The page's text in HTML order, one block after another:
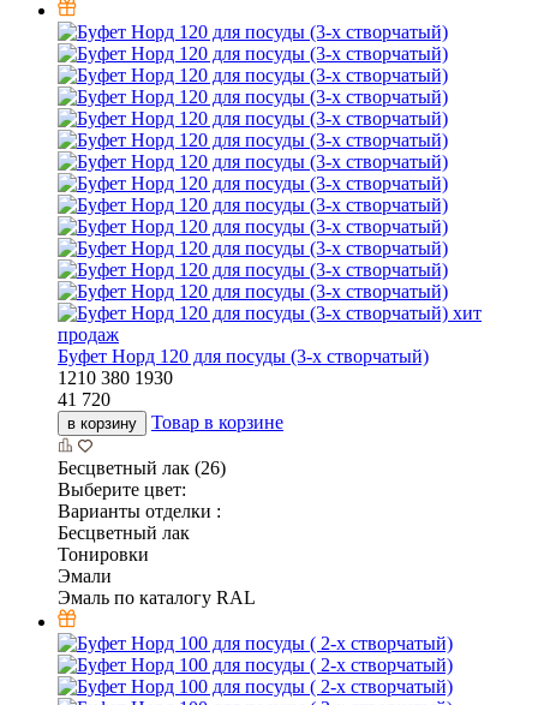
хит
продаж
Буфет Норд 120 для посуды (3-х створчатый)
1210 380 1930
41 720
в корзину Товар в корзине
Бесцветный лак (26)
Выберите цвет:
Варианты отделки :
Бесцветный лак
Тонировки
Эмали
Эмаль по каталогу RAL